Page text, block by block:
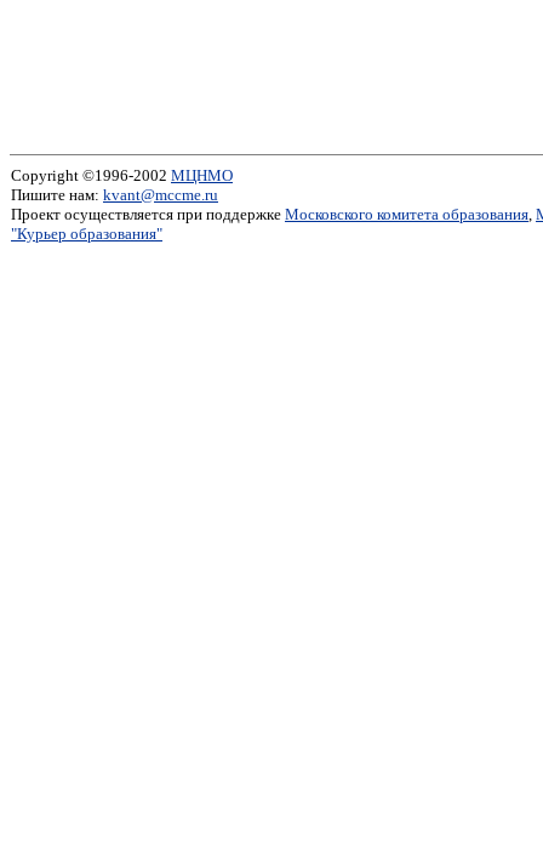
Copyright ©1996-2002 МЦНМО
Пишите нам: kvant@mccme.ru
Проект осуществляется при поддержке Московского комитета образования,
"Курьер образования"